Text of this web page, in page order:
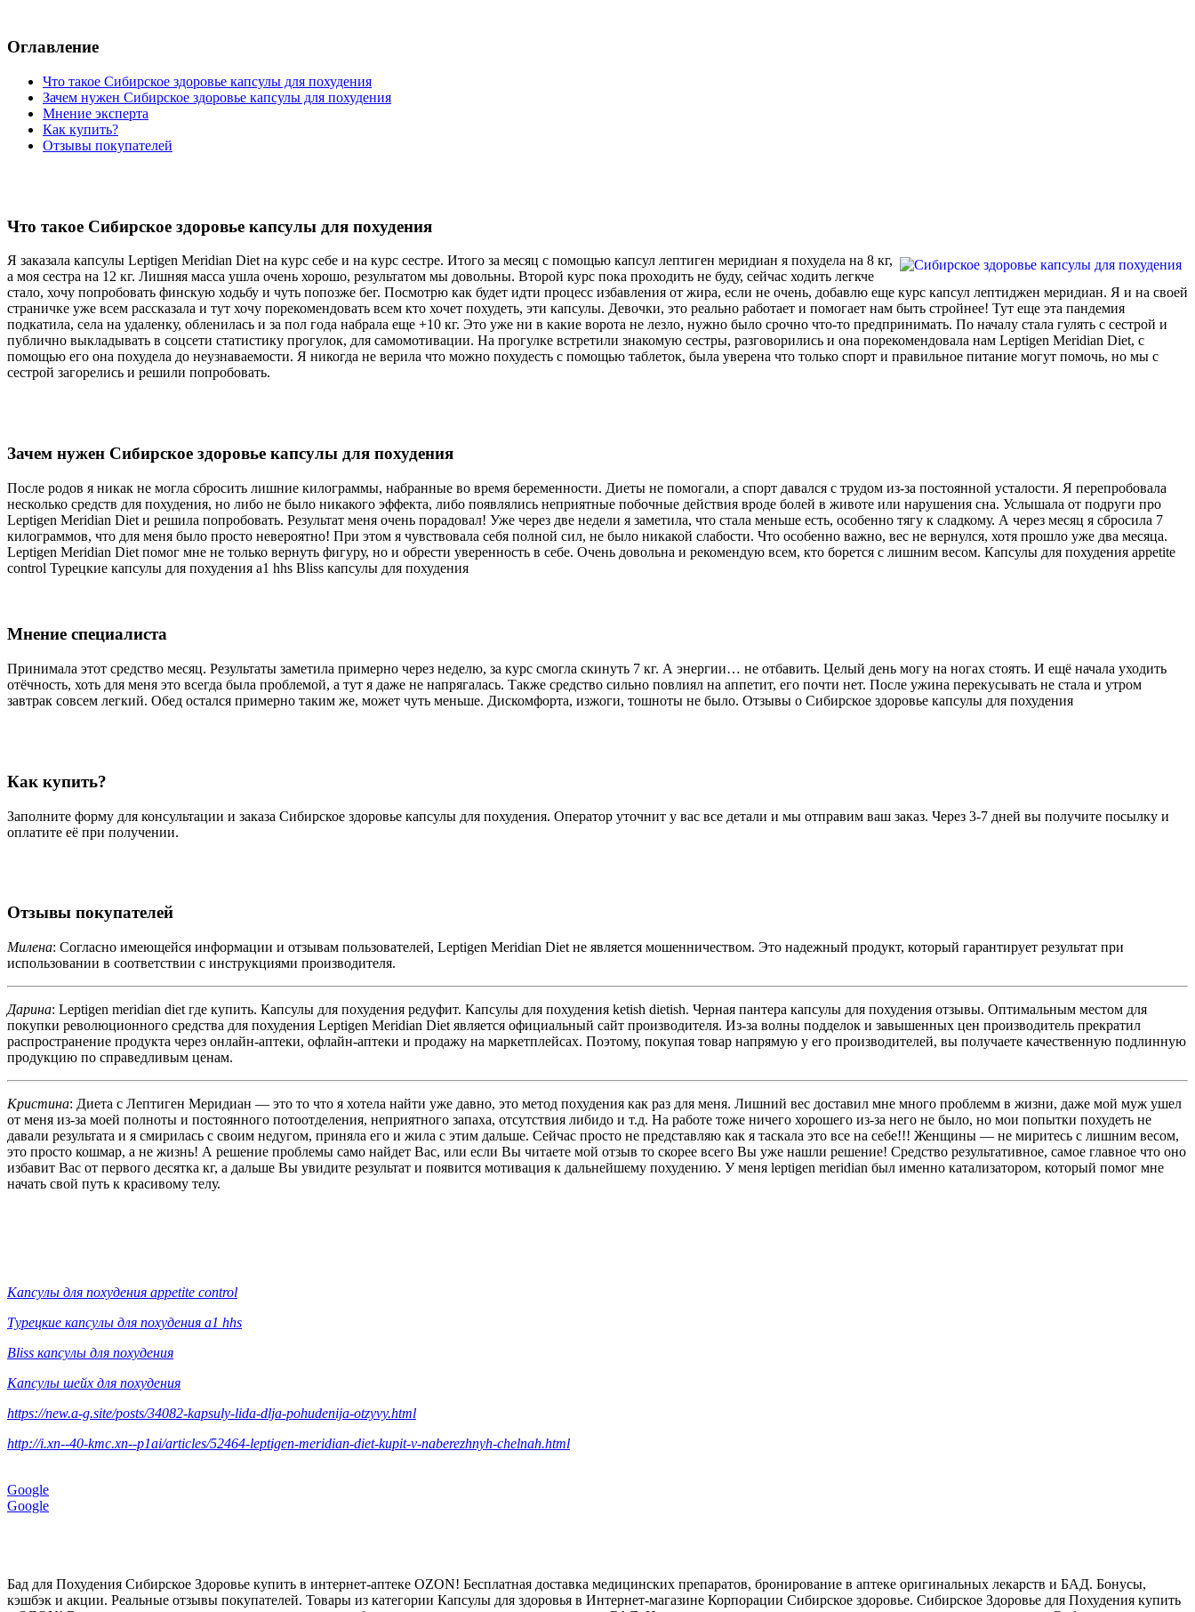
Оглавление
Что такое Сибирское здоровье капсулы для похудения
Зачем нужен Сибирское здоровье капсулы для похудения
Мнение эксперта
Как купить?
Отзывы покупателей
Что такое Сибирское здоровье капсулы для похудения
Я заказала капсулы Leptigen Meridian Diet на курс себе и на курс сестре. Итого за месяц с помощью капсул лептиген меридиан я похудела на 8 кг,
а моя сестра на 12 кг. Лишняя масса ушла очень хорошо, результатом мы довольны. Второй курс пока проходить не буду, сейчас ходить легкче
стало, хочу попробовать финскую ходьбу и чуть попозже бег. Посмотрю как будет идти процесс избавления от жира, если не очень, добавлю еще курс капсул лептиджен меридиан. Я и на своей
страничке уже всем рассказала и тут хочу порекомендовать всем кто хочет похудеть, эти капсулы. Девочки, это реально работает и помогает нам быть стройнее! Тут еще эта пандемия
подкатила, села на удаленку, обленилась и за пол года набрала еще +10 кг. Это уже ни в какие ворота не лезло, нужно было срочно что-то предпринимать. По началу стала гулять с сестрой и
публично выкладывать в соцсети статистику прогулок, для самомотивации. На прогулке встретили знакомую сестры, разговорились и она порекомендовала нам Leptigen Meridian Diet, с
помощью его она похудела до неузнаваемости. Я никогда не верила что можно похудесть с помощью таблеток, была уверена что только спорт и правильное питание могут помочь, но мы с
сестрой загорелись и решили попробовать.
Зачем нужен Сибирское здоровье капсулы для похудения
После родов я никак не могла сбросить лишние килограммы, набранные во время беременности. Диеты не помогали, а спорт давался с трудом из-за постоянной усталости. Я перепробовала
несколько средств для похудения, но либо не было никакого эффекта, либо появлялись неприятные побочные действия вроде болей в животе или нарушения сна. Услышала от подруги про
Leptigen Meridian Diet и решила попробовать. Результат меня очень порадовал! Уже через две недели я заметила, что стала меньше есть, особенно тягу к сладкому. А через месяц я сбросила 7
килограммов, что для меня было просто невероятно! При этом я чувствовала себя полной сил, не было никакой слабости. Что особенно важно, вес не вернулся, хотя прошло уже два месяца.
Leptigen Meridian Diet помог мне не только вернуть фигуру, но и обрести уверенность в себе. Очень довольна и рекомендую всем, кто борется с лишним весом. Капсулы для похудения appetite
control Турецкие капсулы для похудения а1 hhs Bliss капсулы для похудения
Мнение специалиста
Принимала этот средство месяц. Результаты заметила примерно через неделю, за курс смогла скинуть 7 кг. А энергии… не отбавить. Целый день могу на ногах стоять. И ещё начала уходить
отёчность, хоть для меня это всегда была проблемой, а тут я даже не напрягалась. Также средство сильно повлиял на аппетит, его почти нет. После ужина перекусывать не стала и утром
завтрак совсем легкий. Обед остался примерно таким же, может чуть меньше. Дискомфорта, изжоги, тошноты не было. Отзывы о Сибирское здоровье капсулы для похудения
Как купить?
Заполните форму для консультации и заказа Сибирское здоровье капсулы для похудения. Оператор уточнит у вас все детали и мы отправим ваш заказ. Через 3-7 дней вы получите посылку и
оплатите её при получении.
Отзывы покупателей
Милена: Согласно имеющейся информации и отзывам пользователей, Leptigen Meridian Diеt не является мошенничеством. Это надежный продукт, который гарантирует результат при
использовании в соответствии с инструкциями производителя.
Дарина: Leptigen meridian diet где купить. Капсулы для похудения редуфит. Капсулы для похудения ketish dietish. Черная пантера капсулы для похудения отзывы. Оптимальным местом для
покупки революционного средства для похудения Leptigen Meridian Diеt является официальный сайт производителя. Из-за волны подделок и завышенных цен производитель прекратил
распространение продукта через онлайн-аптеки, офлайн-аптеки и продажу на маркетплейсах. Поэтому, покупая товар напрямую у его производителей, вы получаете качественную подлинную
продукцию по справедливым ценам.
Кристина: Диета с Лептиген Меридиан — это то что я хотела найти уже давно, это метод похудения как раз для меня. Лишний вес доставил мне много проблемм в жизни, даже мой муж ушел
от меня из-за моей полноты и постоянного потоотделения, неприятного запаха, отсутствия либидо и т.д. На работе тоже ничего хорошего из-за него не было, но мои попытки похудеть не
давали результата и я смирилась с своим недугом, приняла его и жила с этим дальше. Сейчас просто не представляю как я таскала это все на себе!!! Женщины — не миритесь с лишним весом,
это просто кошмар, а не жизнь! А решение проблемы само найдет Вас, или если Вы читаете мой отзыв то скорее всего Вы уже нашли решение! Средство результативное, самое главное что оно
избавит Вас от первого десятка кг, а дальше Вы увидите результат и появится мотивация к дальнейшему похудению. У меня leptigen meridian был именно катализатором, который помог мне
начать свой путь к красивому телу.
Капсулы для похудения appetite control
Турецкие капсулы для похудения а1 hhs
Bliss капсулы для похудения
Капсулы шейх для похудения
https://new.a-g.site/posts/34082-kapsuly-lida-dlja-pohudenija-otzyvy.html
http://i.xn--40-kmc.xn--p1ai/articles/52464-leptigen-meridian-diet-kupit-v-naberezhnyh-chelnah.html
Google
Google
Бад для Похудения Сибирское Здоровье купить в интернет-аптеке OZON! Бесплатная доставка медицинских препаратов, бронирование в аптеке оригинальных лекарств и БАД. Бонусы,
кэшбэк и акции. Реальные отзывы покупателей. Товары из категории Капсулы для здоровья в Интернет-магазине Корпорации Сибирское здоровье. Сибирское Здоровье для Похудения купить